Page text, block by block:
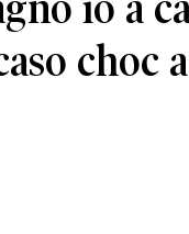
choc a